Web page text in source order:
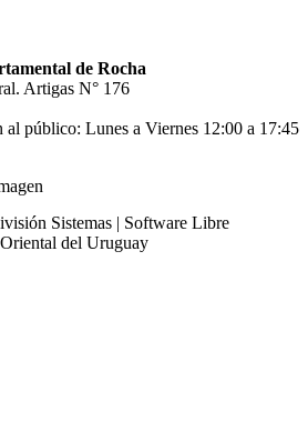
de Rocha
Artigas N° 176
al público: Lunes a Viernes 12:00 a 17:45
Sistemas | Software Libre
del Uruguay